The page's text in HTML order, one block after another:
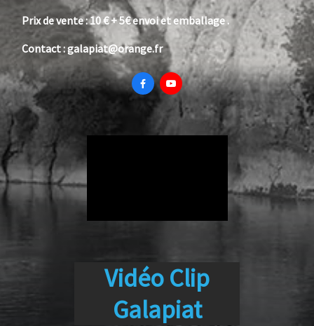
Prix de vente : 10 € + 5€ envoi et emballage .
Contact : galapiat@orange.fr
 
Vidéo Clip
Galapiat